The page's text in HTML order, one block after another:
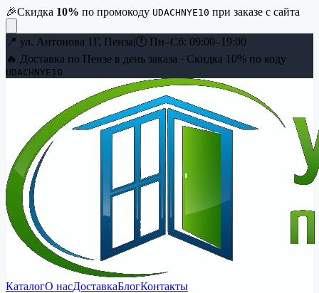
🎉Скидка 10% по промокоду UDACHNYE10 при заказе с сайта
📍 ул. Антонова 1Г, Пенза|🕐 Пн–Сб: 09:00–19:00
🔥 Доставка по Пензе в день заказа · Скидка 10% по коду
UDACHNYE10
КаталогО насДоставкаБлогКонтакты